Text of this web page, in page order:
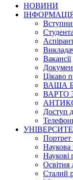
НОВИНИ
Вакансії
Цікаво
ВАША
ВАРТО
Доступ
Наукова
Наукові
Освітня
Сталий